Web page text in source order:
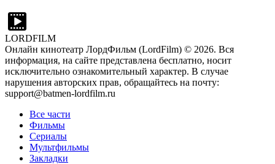
LORDFILM
Онлайн кинотеатр ЛордФильм (LordFilm) © 2026. Вся
информация, на сайте представлена бесплатно, носит
исключительно ознакомительный характер. В случае
нарушения авторских прав, обращайтесь на почту:
support@batmen-lordfilm.ru
Все части
Фильмы
Сериалы
Мультфильмы
Закладки